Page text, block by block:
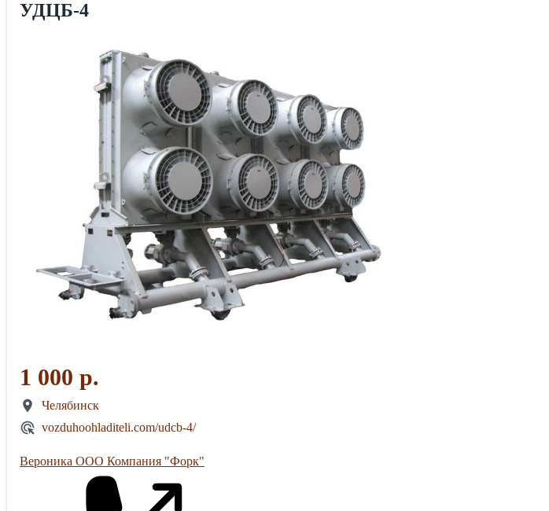
УДЦБ-4
1 000 р.
Челябинск
vozduhoohladiteli.com/udcb-4/
Вероника ООО Компания "Форк"